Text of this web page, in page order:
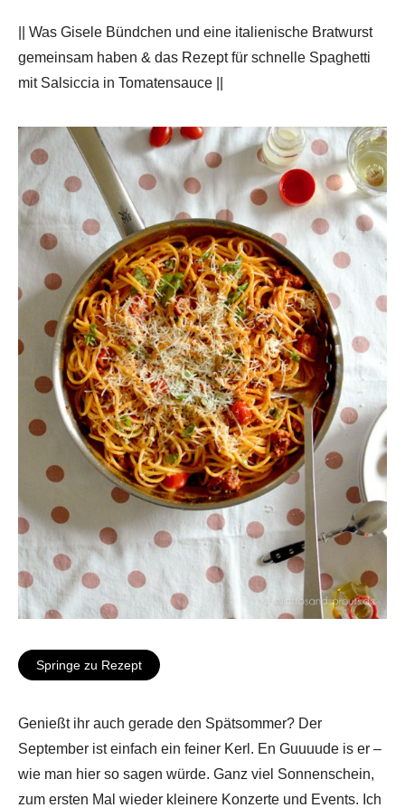
|| Was Gisele Bündchen und eine italienische Bratwurst
gemeinsam haben & das Rezept für schnelle Spaghetti
mit Salsiccia in Tomatensauce ||
Springe zu Rezept
Genießt ihr auch gerade den Spätsommer? Der
September ist einfach ein feiner Kerl. En Guuuude is er –
wie man hier so sagen würde. Ganz viel Sonnenschein,
zum ersten Mal wieder kleinere Konzerte und Events. Ich